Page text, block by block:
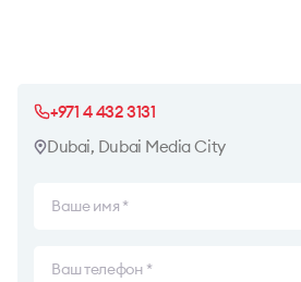
+971 4 432 3131
Dubai, Dubai Media City